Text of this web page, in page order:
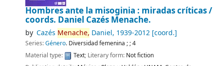
Hombres ante la misoginia : miradas críticas /
coords. Daniel Cazés Menache.
by Cazés Menache, Daniel, 1939-2012[coord.]
Series:Género. Diversidad femenina ; ; 4
Material type:
Text; Literary form: Not fiction